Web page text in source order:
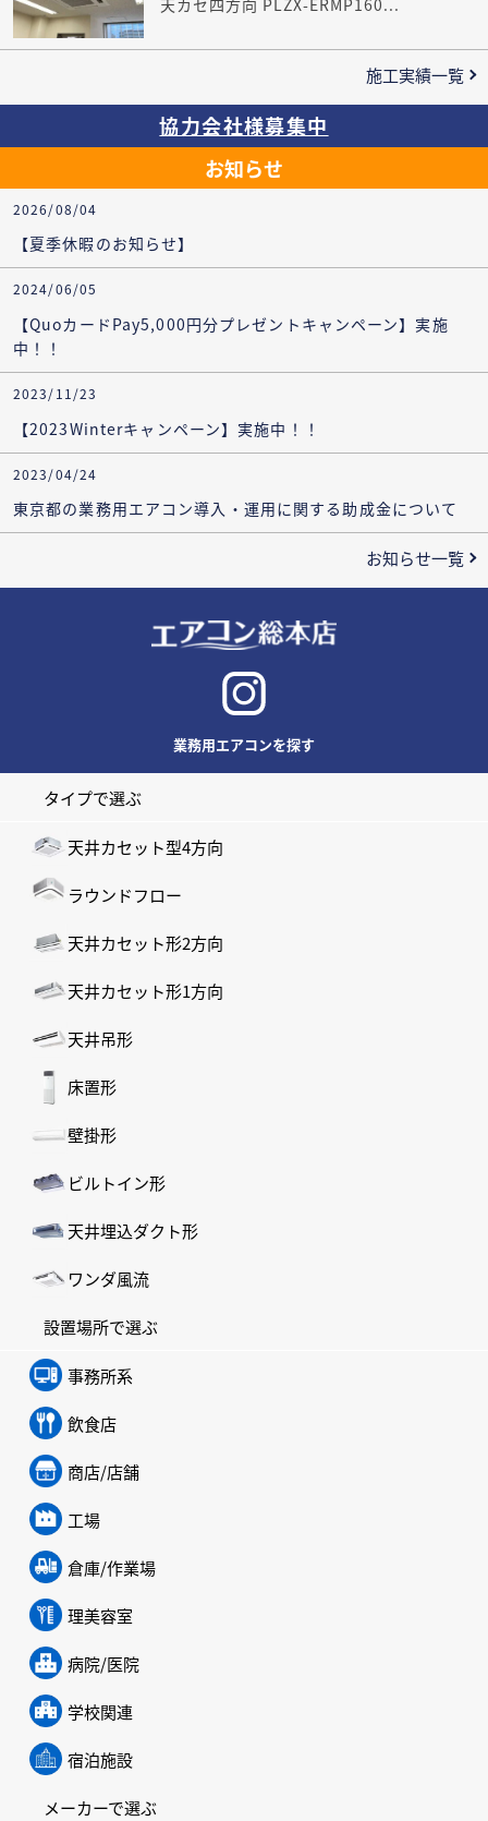
天カセ四方向 PLZX-ERMP160...
施工実績一覧
協力会社様募集中
お知らせ
2026/08/04
【夏季休暇のお知らせ】
2024/06/05
【QuoカードPay5,000円分プレゼントキャンペーン】実施
中！！
2023/11/23
【2023Winterキャンペーン】実施中！！
2023/04/24
東京都の業務用エアコン導入・運用に関する助成金について
お知らせ一覧
業務用エアコンを探す
タイプで選ぶ
天井カセット型4方向
ラウンドフロー
天井カセット形2方向
天井カセット形1方向
天井吊形
床置形
壁掛形
ビルトイン形
天井埋込ダクト形
ワンダ風流
設置場所で選ぶ
事務所系
飲食店
商店/店舗
工場
倉庫/作業場
理美容室
病院/医院
学校関連
宿泊施設
メーカーで選ぶ